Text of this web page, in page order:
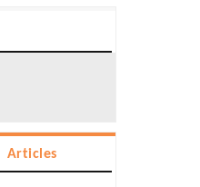
Articles